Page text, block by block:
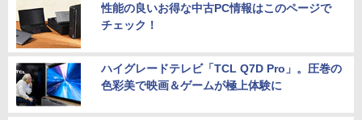
性能の良いお得な中古PC情報はこのページで
チェック！
ハイグレードテレビ「TCL Q7D Pro」。圧巻の
色彩美で映画＆ゲームが極上体験に